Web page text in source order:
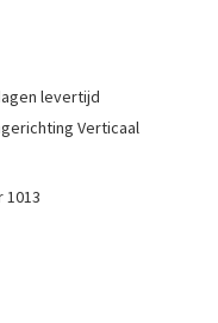
levertijd
Verticaal
1013